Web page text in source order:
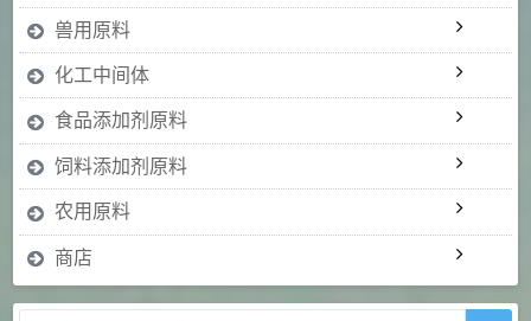
兽用原料
化工中间体
食品添加剂原料
饲料添加剂原料
农用原料
商店